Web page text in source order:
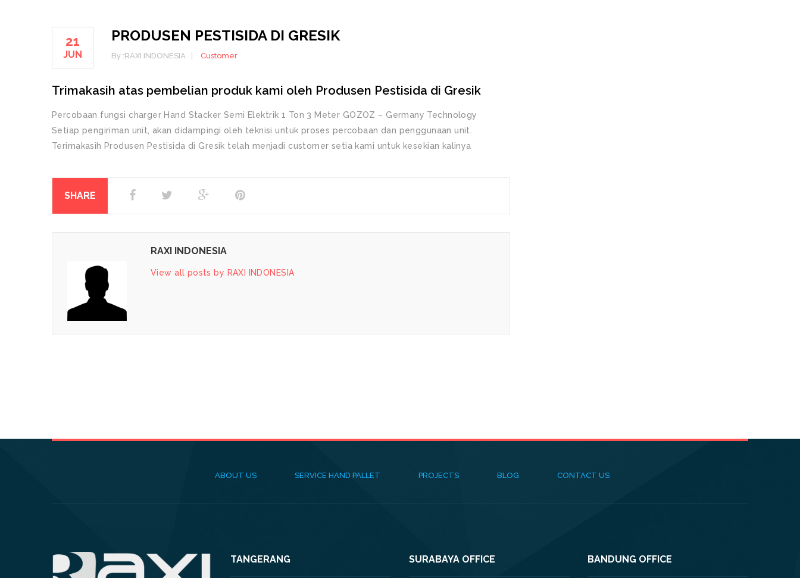
21
JUN
PRODUSEN PESTISIDA DI GRESIK
By :RAXI INDONESIA Customer
Trimakasih atas pembelian produk kami oleh Produsen Pestisida di Gresik
Percobaan fungsi charger Hand Stacker Semi Elektrik 1 Ton 3 Meter GOZOZ – Germany Technology
Setiap pengiriman unit, akan didampingi oleh teknisi untuk proses percobaan dan penggunaan unit.
Terimakasih Produsen Pestisida di Gresik telah menjadi customer setia kami untuk kesekian kalinya
SHARE
RAXI INDONESIA
View all posts by RAXI INDONESIA
ABOUT US SERVICE HAND PALLET PROJECTS BLOG CONTACT US
TANGERANG SURABAYA OFFICE BANDUNG OFFICE